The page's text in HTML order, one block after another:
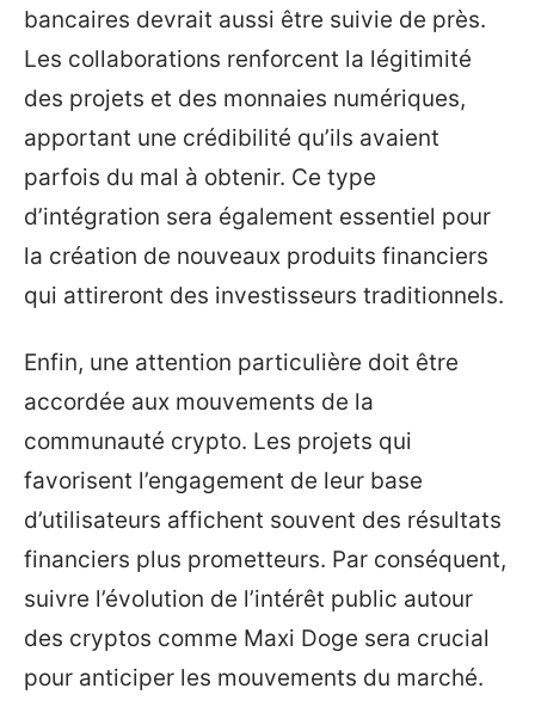
bancaires devrait aussi être suivie de près.
Les collaborations renforcent la légitimité
des projets et des monnaies numériques,
apportant une crédibilité qu’ils avaient
parfois du mal à obtenir. Ce type
d’intégration sera également essentiel pour
la création de nouveaux produits financiers
qui attireront des investisseurs traditionnels.
Enfin, une attention particulière doit être
accordée aux mouvements de la
communauté crypto. Les projets qui
favorisent l’engagement de leur base
d’utilisateurs affichent souvent des résultats
financiers plus prometteurs. Par conséquent,
suivre l’évolution de l’intérêt public autour
des cryptos comme Maxi Doge sera crucial
pour anticiper les mouvements du marché.